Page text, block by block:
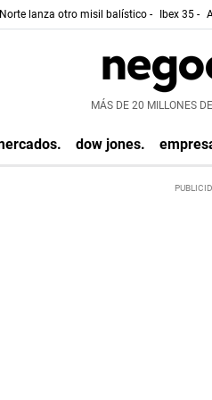
lanza otro misil balístico - Ibex 35 -
MÁS DE 20 MILLONES
dow jones.